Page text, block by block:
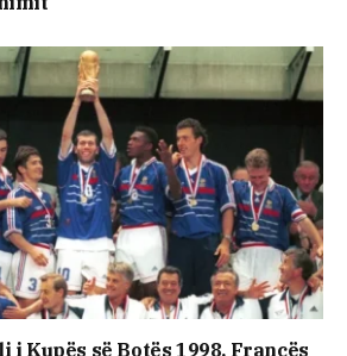
i Kupës së Botës 1998, Francës